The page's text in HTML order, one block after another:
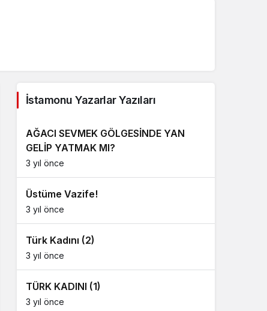
İstamonu Yazarlar Yazıları
AĞACI SEVMEK GÖLGESİNDE YAN
GELİP YATMAK MI?
3 yıl önce
Üstüme Vazife!
3 yıl önce
Türk Kadını (2)
3 yıl önce
TÜRK KADINI (1)
3 yıl önce